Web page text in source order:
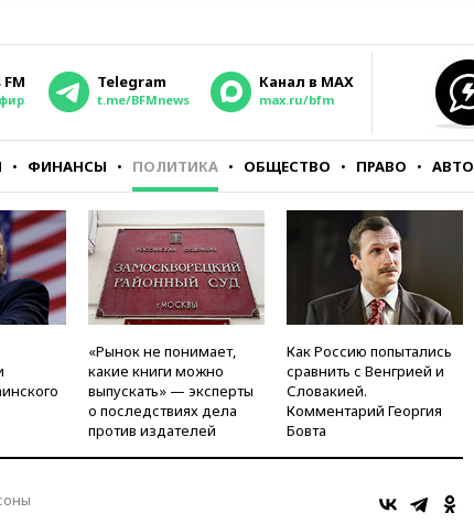
Telegram
t.me/BFMnews
Канал в MAX
max.ru/bfm
ФИНАНСЫ ПОЛИТИКА ОБЩЕСТВО ПРАВО АВТО
«Рынок не понимает,
какие книги можно
выпускать» — эксперты
о последствиях дела
против издателей
Как Россию попытались
сравнить с Венгрией и
Словакией.
Комментарий Георгия
Бовта